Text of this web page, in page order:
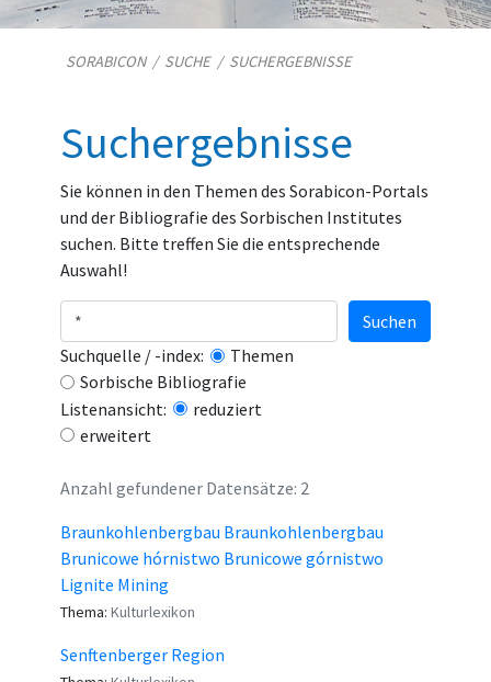
SORABICON/ SUCHE/ SUCHERGEBNISSE
Suchergebnisse
Sie können in den Themen des Sorabicon-Portals
und der Bibliografie des Sorbischen Institutes
suchen. Bitte treffen Sie die entsprechende
Auswahl!
Suchquelle / -index:
Themen
Sorbische Bibliografie
Listenansicht:
reduziert
erweitert
Suchen
Anzahl gefundener Datensätze: 2
Braunkohlenbergbau Braunkohlenbergbau
Brunicowe hórnistwo Brunicowe górnistwo
Lignite Mining
Thema: Kulturlexikon
Senftenberger Region